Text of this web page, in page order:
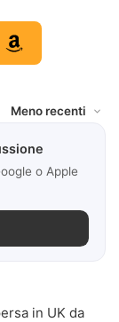
o Apple
in UK da